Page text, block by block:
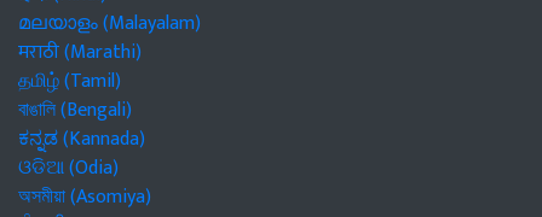
മലയാളം (Malayalam)
मराठी (Marathi)
தமிழ் (Tamil)
বাঙালি (Bengali)
ಕನ್ನಡ (Kannada)
ଓଡିଆ (Odia)
অসমীয়া (Asomiya)